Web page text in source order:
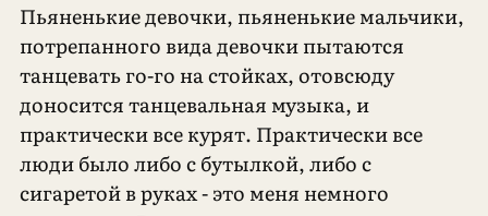
Пьяненькие девочки, пьяненькие мальчики,
потрепанного вида девочки пытаются
танцевать го-го на стойках, отовсюду
доносится танцевальная музыка, и
практически все курят. Практически все
люди было либо с бутылкой, либо с
сигаретой в руках - это меня немного